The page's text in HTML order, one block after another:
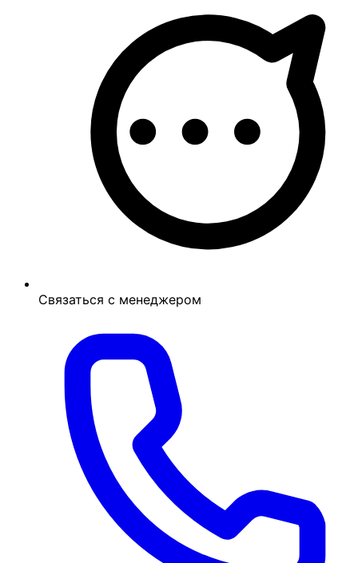
Связаться с менеджером